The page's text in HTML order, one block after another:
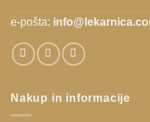
e-pošta:
Nakup in informacije